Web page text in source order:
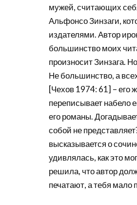
мужей, считающих
Альфонсо Зинзаги,
издателями. Автор
большинство моих
произносит Зинзага.
Не большинство, а
[Чехов 1974: 61] – его
переписывает набело
его романы.
собой не
высказывается о
удивлялась, как это
решила, что автор
печатают, а тебя мало